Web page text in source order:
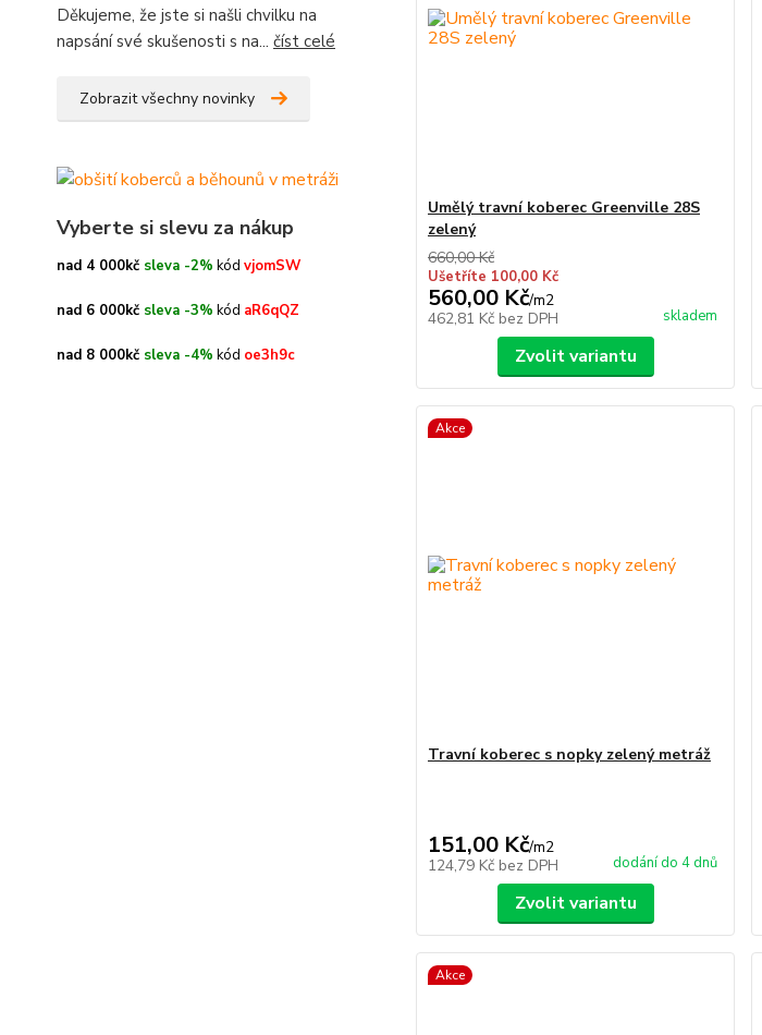
Děkujeme, že jste si našli chvilku na
napsání své skušenosti s na... číst celé
Zobrazit všechny novinky
Vyberte si slevu za nákup
nad 4 000kč sleva -2% kód vjomSW
nad 6 000kč sleva -3% kód aR6qQZ
nad 8 000kč sleva -4% kód oe3h9c
Umělý travní koberec Greenville 28S
zelený
660,00 Kč
Ušetříte 100,00 Kč
560,00 Kč/m2
462,81 Kč bez DPH skladem
Zvolit variantu
Akce
Travní koberec s nopky zelený metráž
151,00 Kč/m2
124,79 Kč bez DPH dodání do 4 dnů
Zvolit variantu
Akce